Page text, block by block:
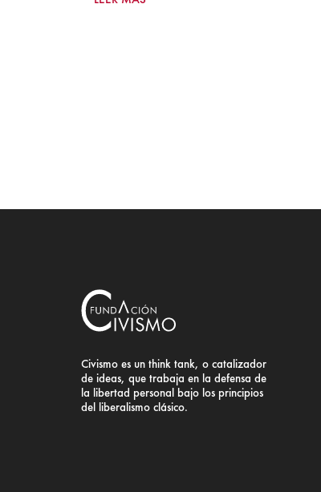
Civismo es un think tank, o catalizador
de ideas, que trabaja en la defensa de
la libertad personal bajo los principios
del liberalismo clásico.